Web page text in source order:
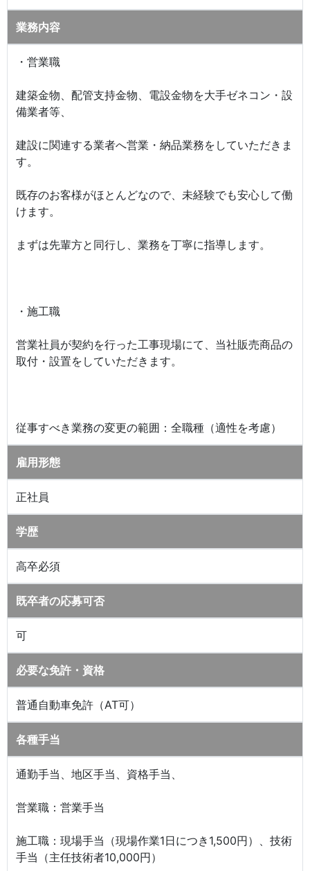
業務内容
・営業職
建築金物、配管支持金物、電設金物を大手ゼネコン・設
備業者等、
建設に関連する業者へ営業・納品業務をしていただきま
す。
既存のお客様がほとんどなので、未経験でも安心して働
けます。
まずは先輩方と同行し、業務を丁寧に指導します。
・施工職
営業社員が契約を行った工事現場にて、当社販売商品の
取付・設置をしていただきます。
従事すべき業務の変更の範囲：全職種（適性を考慮）
雇用形態
正社員
学歴
高卒必須
既卒者の応募可否
可
必要な免許・資格
普通自動車免許（AT可）
各種手当
通勤手当、地区手当、資格手当、
営業職：営業手当
施工職：現場手当（現場作業1日につき1,500円）、技術
手当（主任技術者10,000円）